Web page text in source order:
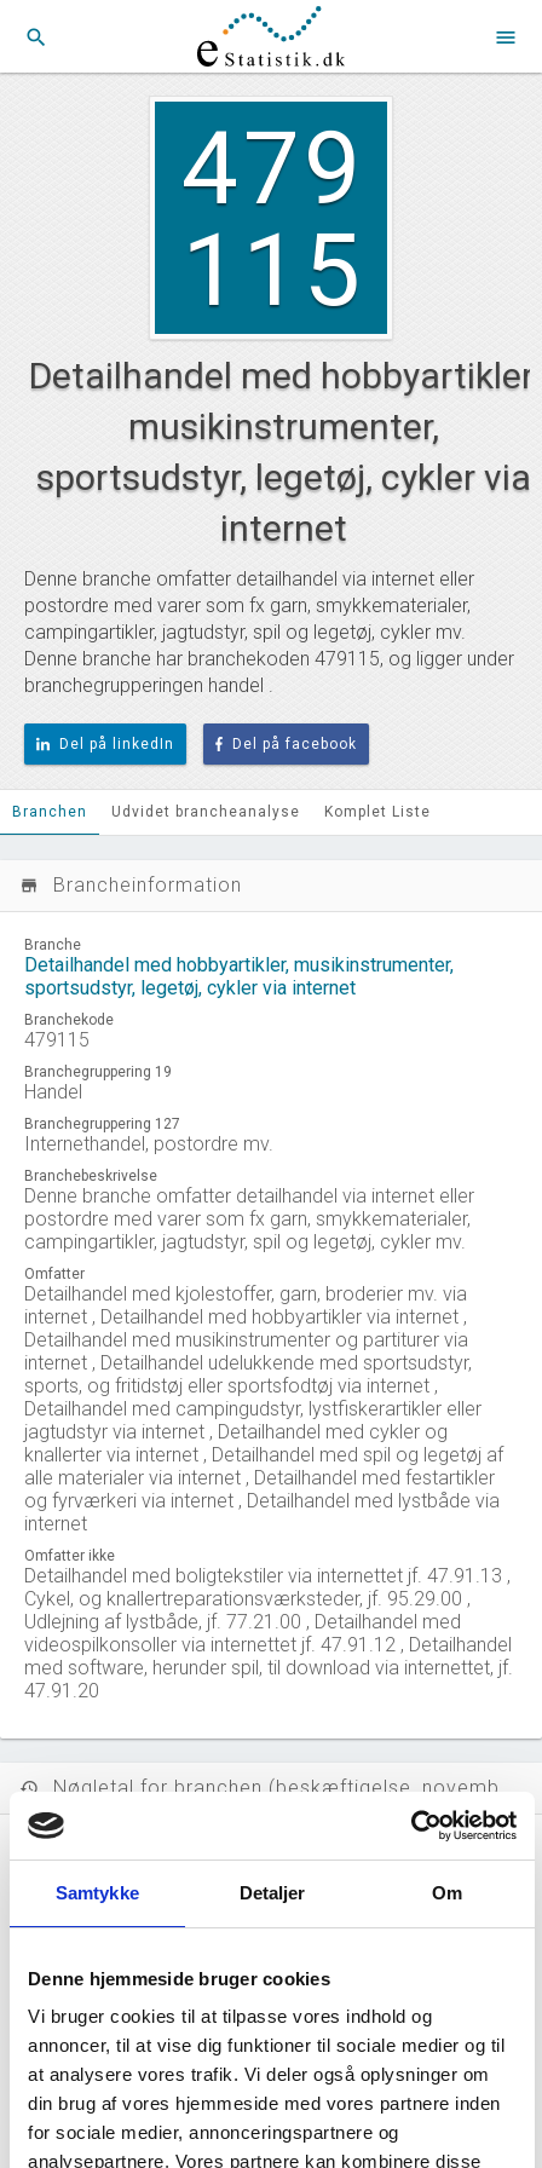
Samtykke Detaljer Om
Denne hjemmeside bruger cookies
Vi bruger cookies til at tilpasse vores indhold og
annoncer, til at vise dig funktioner til sociale medier og til
at analysere vores trafik. Vi deler også oplysninger om
din brug af vores hjemmeside med vores partnere inden
for sociale medier, annonceringspartnere og
analysepartnere. Vores partnere kan kombinere disse
search menu
479
115
Detailhandel med hobbyartikler,
musikinstrumenter,
sportsudstyr, legetøj, cykler via
internet
Denne branche omfatter detailhandel via internet eller
postordre med varer som fx garn, smykkematerialer,
campingartikler, jagtudstyr, spil og legetøj, cykler mv.
Denne branche har branchekoden 479115, og ligger under
branchegrupperingen handel .
Del på linkedIn Del på facebook
Branchen Udvidet brancheanalyse Komplet Liste
store_mall_directory Brancheinformation
Branche
Detailhandel med hobbyartikler, musikinstrumenter,
sportsudstyr, legetøj, cykler via internet
Branchekode
479115
Branchegruppering 19
Handel
Branchegruppering 127
Internethandel, postordre mv.
Branchebeskrivelse
Denne branche omfatter detailhandel via internet eller
postordre med varer som fx garn, smykkematerialer,
campingartikler, jagtudstyr, spil og legetøj, cykler mv.
Omfatter
Detailhandel med kjolestoffer, garn, broderier mv. via
internet , Detailhandel med hobbyartikler via internet ,
Detailhandel med musikinstrumenter og partiturer via
internet , Detailhandel udelukkende med sportsudstyr,
sports, og fritidstøj eller sportsfodtøj via internet ,
Detailhandel med campingudstyr, lystfiskerartikler eller
jagtudstyr via internet , Detailhandel med cykler og
knallerter via internet , Detailhandel med spil og legetøj af
alle materialer via internet , Detailhandel med festartikler
og fyrværkeri via internet , Detailhandel med lystbåde via
internet
Omfatter ikke
Detailhandel med boligtekstiler via internettet jf. 47.91.13 ,
Cykel, og knallertreparationsværksteder, jf. 95.29.00 ,
Udlejning af lystbåde, jf. 77.21.00 , Detailhandel med
videospilkonsoller via internettet jf. 47.91.12 , Detailhandel
med software, herunder spil, til download via internettet, jf.
47.91.20
history
location_city 0
Salg i branchen (2024)
local_shipping 3.835 mio. DKK
Eksport i branchen (2024)
account_balance_wallet 459.368 DKK
Gns. lønsum pr. fuldtidsbeskæftiget